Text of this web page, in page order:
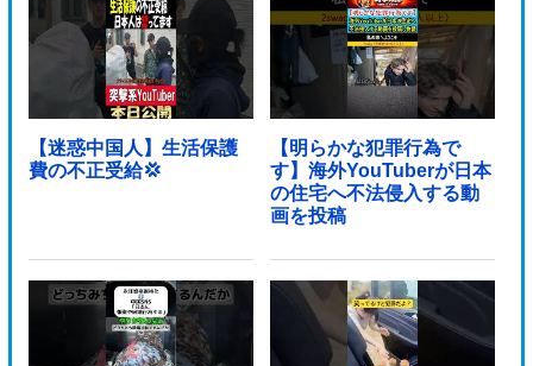
【迷惑中国人】生活保護
費の不正受給💢
【明らかな犯罪行為で
す】海外YouTuberが日本
の住宅へ不法侵入する動
画を投稿